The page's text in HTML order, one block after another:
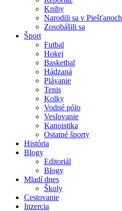
Knihy
Narodili sa v Piešťanoch
Zosobášili sa
Šport
Futbal
Hokej
Basketbal
Hádzaná
Plávanie
Tenis
Kolky
Vodné pólo
Veslovanie
Kanoistika
Ostatné športy
História
Blogy
Editoriál
Blogy
Mladí dnes
Školy
Cestovanie
Inzercia